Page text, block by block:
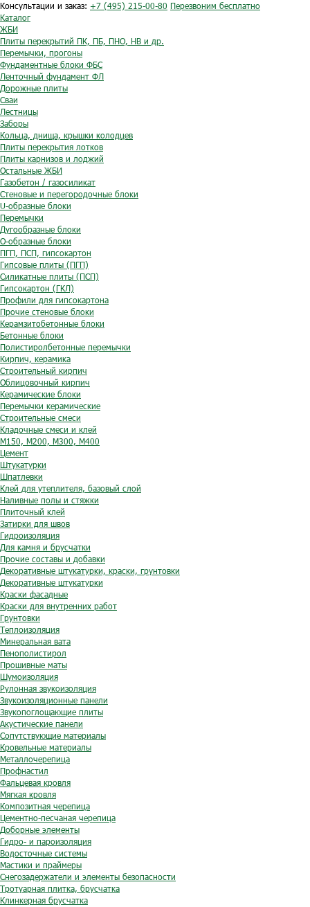
Консультации и заказ: +7 (495) 215-00-80 Перезвоним бесплатно
Каталог
ЖБИ
Плиты перекрытий ПК, ПБ, ПНО, НВ и др.
Перемычки, прогоны
Фундаментные блоки ФБС
Ленточный фундамент ФЛ
Дорожные плиты
Сваи
Лестницы
Заборы
Кольца, днища, крышки колодцев
Плиты перекрытия лотков
Плиты карнизов и лоджий
Остальные ЖБИ
Газобетон / газосиликат
Стеновые и перегородочные блоки
U-образные блоки
Перемычки
Дугообразные блоки
O-образные блоки
ПГП, ПСП, гипсокартон
Гипсовые плиты (ПГП)
Силикатные плиты (ПСП)
Гипсокартон (ГКЛ)
Профили для гипсокартона
Прочие стеновые блоки
Керамзитобетонные блоки
Бетонные блоки
Полистиролбетонные перемычки
Кирпич, керамика
Строительный кирпич
Облицовочный кирпич
Керамические блоки
Перемычки керамические
Строительные смеси
Кладочные смеси и клей
М150, М200, М300, М400
Цемент
Штукатурки
Шпатлевки
Клей для утеплителя, базовый слой
Наливные полы и стяжки
Плиточный клей
Затирки для швов
Гидроизоляция
Для камня и брусчатки
Прочие составы и добавки
Декоративные штукатурки, краски, грунтовки
Декоративные штукатурки
Краски фасадные
Краски для внутренних работ
Грунтовки
Теплоизоляция
Минеральная вата
Пенополистирол
Прошивные маты
Шумоизоляция
Рулонная звукоизоляция
Звукоизоляционные панели
Звукопоглощающие плиты
Акустические панели
Сопутствующие материалы
Кровельные материалы
Металлочерепица
Профнастил
Фальцевая кровля
Мягкая кровля
Композитная черепица
Цементно-песчаная черепица
Доборные элементы
Гидро- и пароизоляция
Водосточные системы
Мастики и праймеры
Снегозадержатели и элементы безопасности
Тротуарная плитка, брусчатка
Клинкерная брусчатка